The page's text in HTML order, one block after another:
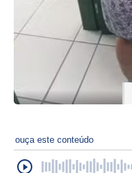
ouça este conteúdo